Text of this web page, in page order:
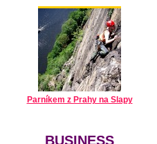
Parníkem z Prahy na Slapy
BUSINESS